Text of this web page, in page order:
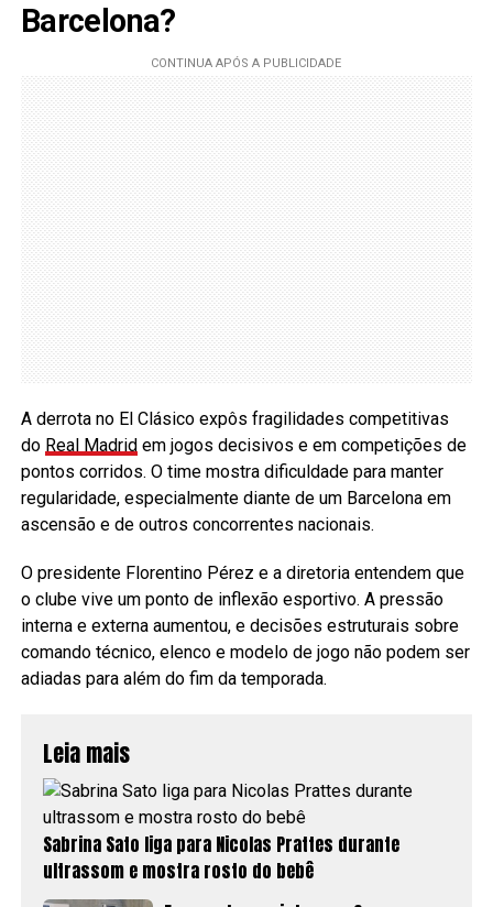
Barcelona?
A derrota no El Clásico expôs fragilidades competitivas
do Real Madridem jogos decisivos e em competições de
pontos corridos. O time mostra dificuldade para manter
regularidade, especialmente diante de um Barcelona em
ascensão e de outros concorrentes nacionais.
O presidente Florentino Pérez e a diretoria entendem que
o clube vive um ponto de inflexão esportivo. A pressão
interna e externa aumentou, e decisões estruturais sobre
comando técnico, elenco e modelo de jogo não podem ser
adiadas para além do fim da temporada.
Leia mais
Sabrina Sato liga para Nicolas Prattes durante
ultrassom e mostra rosto do bebê